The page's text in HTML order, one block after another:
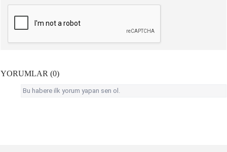
YORUMLAR (0)
Bu habere ilk yorum yapan sen ol.